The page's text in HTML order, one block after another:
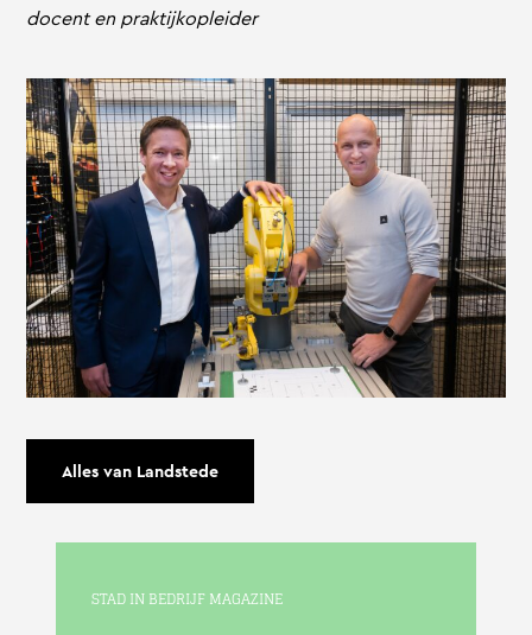
docent en praktijkopleider
Alles van Landstede
STAD IN BEDRIJF MAGAZINE